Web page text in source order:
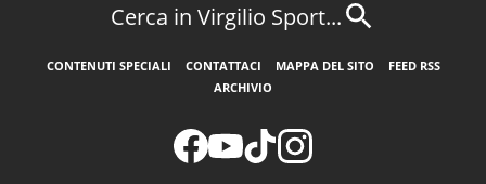
Cerca in Virgilio Sport...
CONTENUTI SPECIALI CONTATTACI MAPPA DEL SITO
FEED RSS
ARCHIVIO